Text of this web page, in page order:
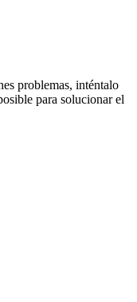
problemas, inténtalo
para solucionar el